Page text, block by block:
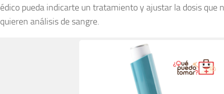
pueda indicarte un tratamiento y ajustar la dosis que
análisis de sangre.